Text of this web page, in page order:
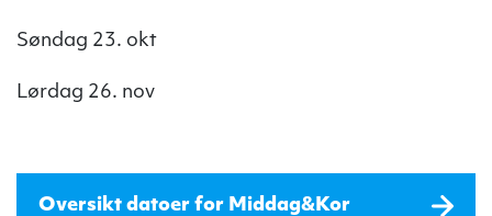
Søndag 23. okt
Lørdag 26. nov
Oversikt datoer for Middag&Kor